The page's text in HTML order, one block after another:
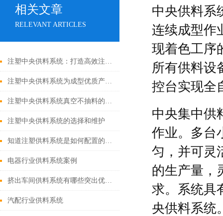
相关文章
RELEVANT ARTICLES
注塑中央供料系统：打造高效注塑车间的基石
注塑中央供料系统为成型优质产品奠定基础
注塑中央供料系统真空不抽料的原因分析与解决
注塑中央供料系统的选择和维护
知道注塑供料系统是如何配置的吗？
电器行业供料系统案例
挤出车间供料系统有哪些突出优势?
汽配行业供料系统
中央供料系
连续成型作
现着色工序
所有供料设
控台实现全
中央集中供
作业。多台
匀，并可灵
的生产量，
求。系统具
央供料系统